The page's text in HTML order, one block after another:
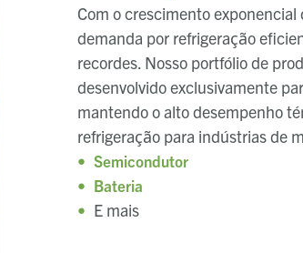
Com o crescimento
demanda por refrigeração
recordes. Nosso portfólio de
desenvolvido exclusivamente
mantendo o alto desempenho
refrigeração para indústrias de
Semicondutor
Bateria
E mais